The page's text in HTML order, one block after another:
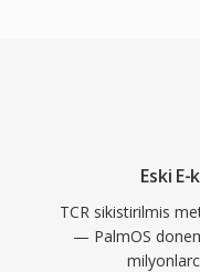
Eski
TCR sikistirilmis
— PalmOS